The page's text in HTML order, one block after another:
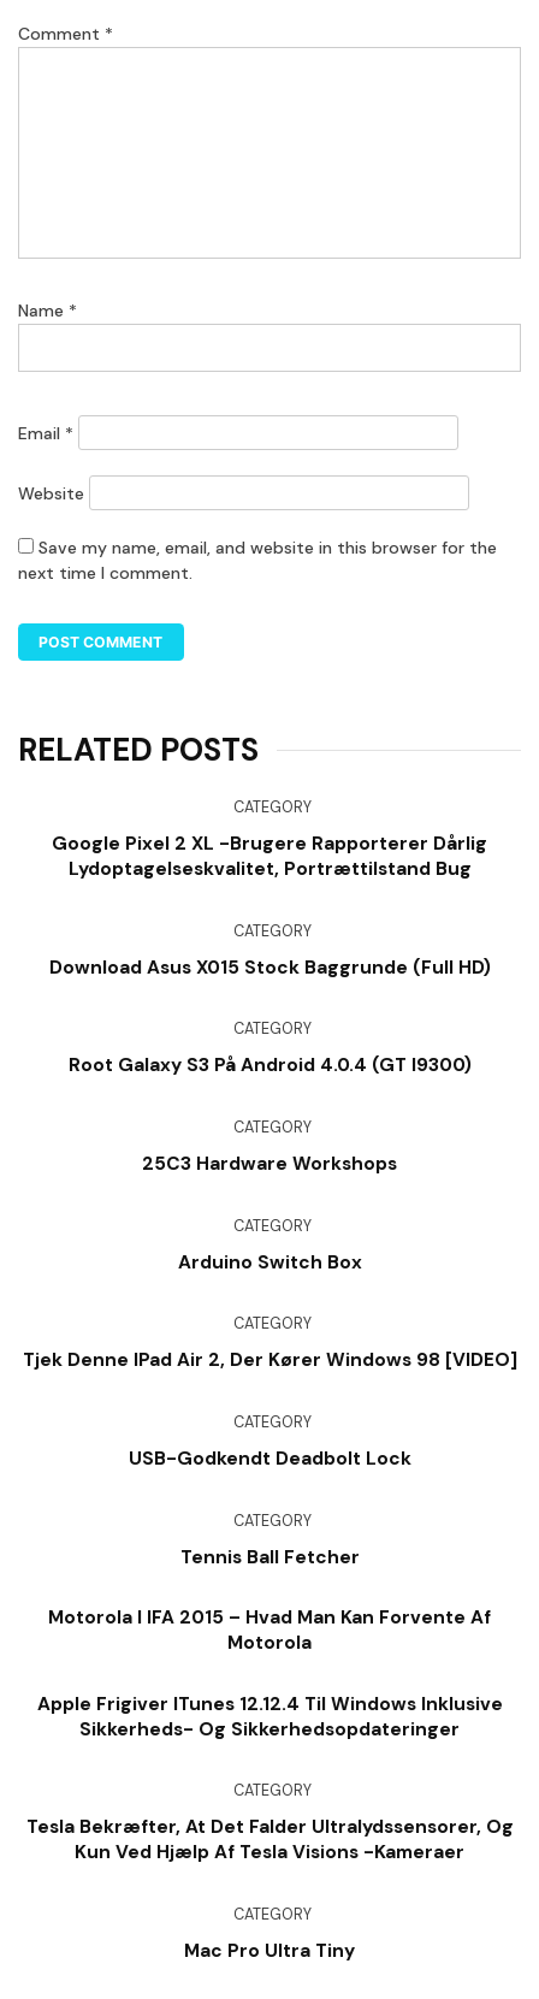
Comment *
Name *
Email *
Website
Save my name, email, and website in this browser for the
next time I comment.
RELATED POSTS
CATEGORY
Google Pixel 2 XL -brugere Rapporterer Dårlig
Lydoptagelseskvalitet, Portrættilstand Bug
CATEGORY
Download Asus X015 Stock Baggrunde (Full HD)
CATEGORY
Root Galaxy S3 På Android 4.0.4 (GT I9300)
CATEGORY
25C3 Hardware Workshops
CATEGORY
Arduino Switch Box
CATEGORY
Tjek Denne IPad Air 2, Der Kører Windows 98 [VIDEO]
CATEGORY
USB-Godkendt Deadbolt Lock
CATEGORY
Tennis Ball Fetcher
Motorola I IFA 2015 – Hvad Man Kan Forvente Af
Motorola
Apple Frigiver ITunes 12.12.4 Til Windows Inklusive
Sikkerheds- Og Sikkerhedsopdateringer
CATEGORY
Tesla Bekræfter, At Det Falder Ultralydssensorer, Og
Kun Ved Hjælp Af Tesla Visions -kameraer
CATEGORY
Mac Pro Ultra Tiny